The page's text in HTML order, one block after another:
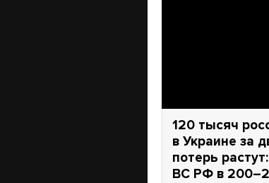
120 тысяч
в Украине за
потерь
ВС РФ в